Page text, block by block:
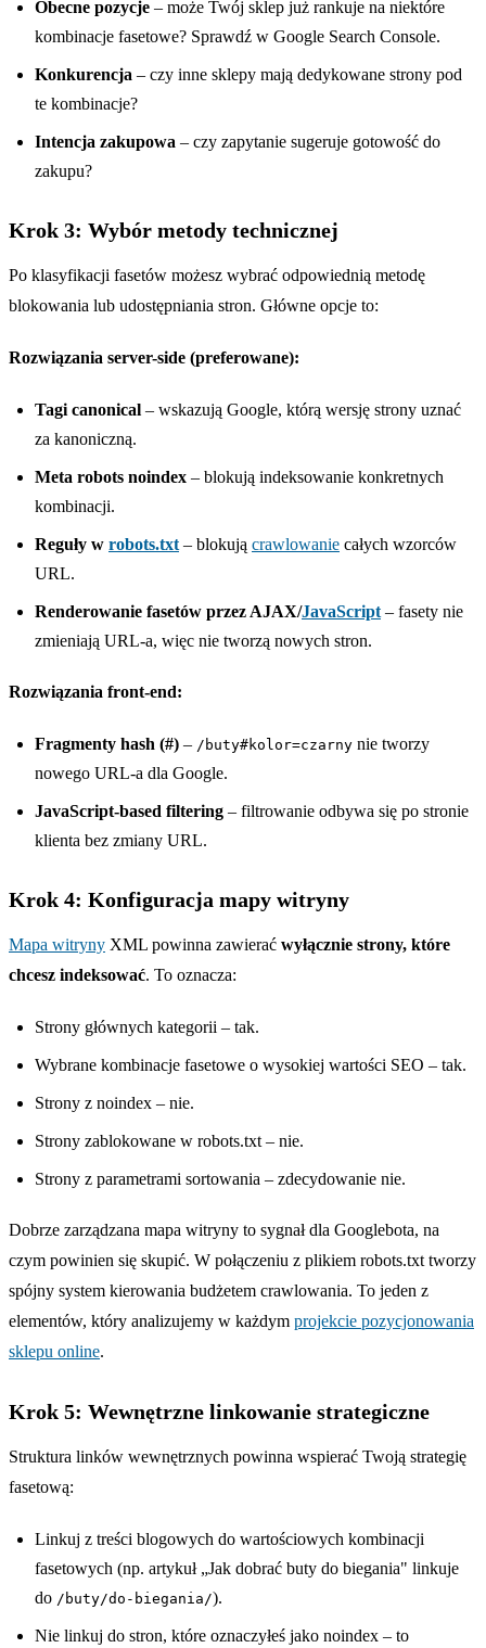
Obecne pozycje – może Twój sklep już rankuje na niektóre
kombinacje fasetowe? Sprawdź w Google Search Console.
Konkurencja – czy inne sklepy mają dedykowane strony pod
te kombinacje?
Intencja zakupowa – czy zapytanie sugeruje gotowość do
zakupu?
Krok 3: Wybór metody technicznej
Po klasyfikacji fasetów możesz wybrać odpowiednią metodę
blokowania lub udostępniania stron. Główne opcje to:
Rozwiązania server-side (preferowane):
Tagi canonical – wskazują Google, którą wersję strony uznać
za kanoniczną.
Meta robots noindex – blokują indeksowanie konkretnych
kombinacji.
Reguły w robots.txt – blokują crawlowanie całych wzorców
URL.
Renderowanie fasetów przez AJAX/JavaScript – fasety nie
zmieniają URL-a, więc nie tworzą nowych stron.
Rozwiązania front-end:
Fragmenty hash (#) – /buty#kolor=czarny nie tworzy
nowego URL-a dla Google.
JavaScript-based filtering – filtrowanie odbywa się po stronie
klienta bez zmiany URL.
Krok 4: Konfiguracja mapy witryny
Mapa witryny XML powinna zawierać wyłącznie strony, które
chcesz indeksować. To oznacza:
Strony głównych kategorii – tak.
Wybrane kombinacje fasetowe o wysokiej wartości SEO – tak.
Strony z noindex – nie.
Strony zablokowane w robots.txt – nie.
Strony z parametrami sortowania – zdecydowanie nie.
Dobrze zarządzana mapa witryny to sygnał dla Googlebota, na
czym powinien się skupić. W połączeniu z plikiem robots.txt tworzy
spójny system kierowania budżetem crawlowania. To jeden z
elementów, który analizujemy w każdym projekcie pozycjonowania
sklepu online.
Krok 5: Wewnętrzne linkowanie strategiczne
Struktura linków wewnętrznych powinna wspierać Twoją strategię
fasetową:
Linkuj z treści blogowych do wartościowych kombinacji
fasetowych (np. artykuł „Jak dobrać buty do biegania" linkuje
do /buty/do-biegania/).
Nie linkuj do stron, które oznaczyłeś jako noindex – to